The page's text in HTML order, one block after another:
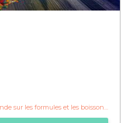
sur les formules et les boissons !